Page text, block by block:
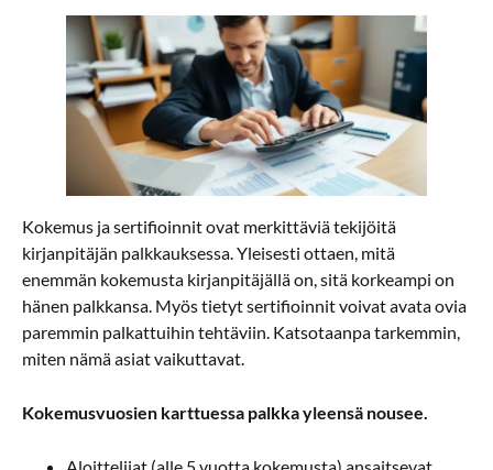
Kokemus ja sertifioinnit ovat merkittäviä tekijöitä
kirjanpitäjän palkkauksessa. Yleisesti ottaen, mitä
enemmän kokemusta kirjanpitäjällä on, sitä korkeampi on
hänen palkkansa. Myös tietyt sertifioinnit voivat avata ovia
paremmin palkattuihin tehtäviin. Katsotaanpa tarkemmin,
miten nämä asiat vaikuttavat.
Kokemusvuosien karttuessa palkka yleensä nousee.